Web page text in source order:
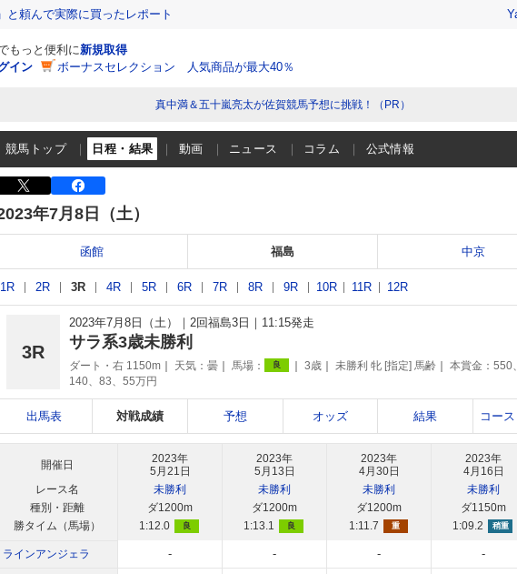
頼んで実際に買ったレポート
もっと便利に新規取得
イン
ボーナスセレクション 人気商品が最大40％
真中満＆五十嵐亮太が佐賀競馬予想に挑戦！（PR）
競馬トップ 日程・結果 動画 ニュース コラム 公式情報
年7月8日（土）
函館 福島 中京
1R 2R 3R 4R 5R 6R 7R 8R 9R 10R 11R 12R
3R
2023年7月8日（土） 2回福島3日 11:15発走
サラ系3歳未勝利
ダート・右 1150m 天気： 曇 馬場： 良 3歳 未勝利 牝 [指定] 馬齢
本賞金：550
140、83、55万円
出馬表 対戦成績 予想 オッズ 結果 コー
開催日
レース名
種別・距離
勝タイム（馬場）
2023年
5月21日
未勝利
ダ1200m
1:12.0
良
2023年
5月13日
未勝利
ダ1200m
1:13.1
良
2023年
4月30日
未勝利
ダ1200m
1:11.7
重
2023年
4月16日
未勝利
ダ1150m
1:09.2
稍重
ラインアンジェラ - - - -